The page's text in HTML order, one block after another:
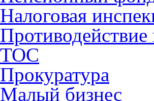
Налоговая
ТОС
Прокуратура
Малый бизнес